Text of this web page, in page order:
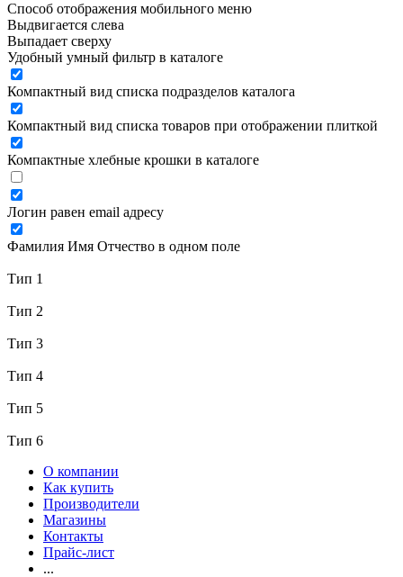
Способ отображения мобильного меню
Выдвигается слева
Выпадает сверху
Удобный умный фильтр в каталоге
Компактный вид списка подразделов каталога
Компактный вид списка товаров при отображении плиткой
Компактные хлебные крошки в каталоге
Логин равен email адресу
Фамилия Имя Отчество в одном поле
Тип 1
Тип 2
Тип 3
Тип 4
Тип 5
Тип 6
О компании
Как купить
Производители
Магазины
Контакты
Прайс-лист
...